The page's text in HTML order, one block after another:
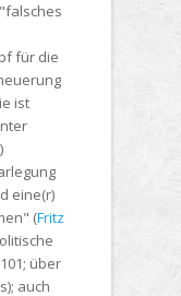
für die
ist
eine(r)
(Fritz
über
auch